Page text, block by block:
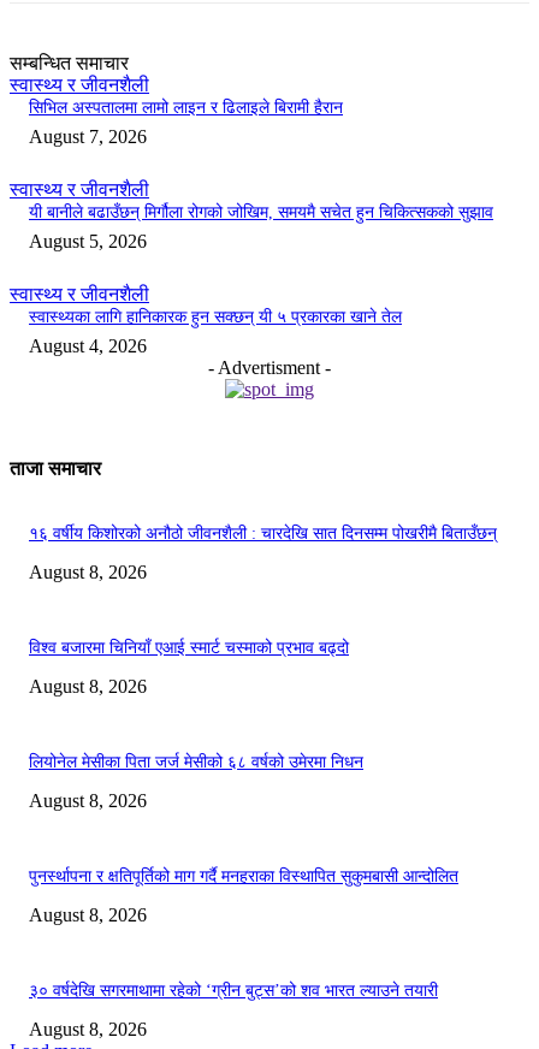
सम्बन्धित समाचार
स्वास्थ्य र जीवनशैली
सिभिल अस्पतालमा लामो लाइन र ढिलाइले बिरामी हैरान
August 7, 2026
स्वास्थ्य र जीवनशैली
यी बानीले बढाउँछन् मिर्गौला रोगको जोखिम, समयमै सचेत हुन चिकित्सकको सुझाव
August 5, 2026
स्वास्थ्य र जीवनशैली
स्वास्थ्यका लागि हानिकारक हुन सक्छन् यी ५ प्रकारका खाने तेल
August 4, 2026
- Advertisment -
ताजा समाचार
१६ वर्षीय किशोरको अनौठो जीवनशैली : चारदेखि सात दिनसम्म पोखरीमै बिताउँछन्
August 8, 2026
विश्व बजारमा चिनियाँ एआई स्मार्ट चस्माको प्रभाव बढ्दो
August 8, 2026
लियोनेल मेसीका पिता जर्ज मेसीको ६८ वर्षको उमेरमा निधन
August 8, 2026
पुनर्स्थापना र क्षतिपूर्तिको माग गर्दै मनहराका विस्थापित सुकुमबासी आन्दोलित
August 8, 2026
३० वर्षदेखि सगरमाथामा रहेको ‘ग्रीन बुट्स’को शव भारत ल्याउने तयारी
August 8, 2026